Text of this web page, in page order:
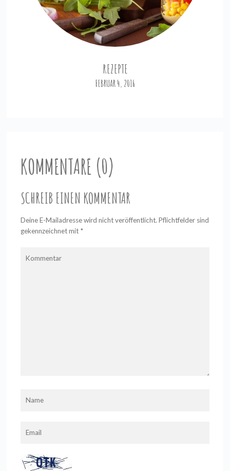
REZEPTE
FEBRUAR 4, 2016
KOMMENTARE (0)
SCHREIB EINEN KOMMENTAR
Deine E-Mailadresse wird nicht veröffentlicht. Pflichtfelder sind
gekennzeichnet mit *